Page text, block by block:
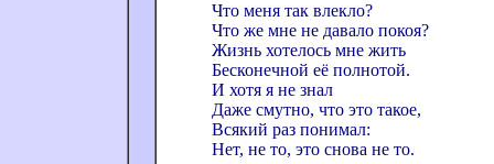
Что меня так влекло?
Что же мне не давало покоя?
Жизнь хотелось мне жить
Бесконечной её полнотой.
И хотя я не знал
Даже смутно, что это такое,
Всякий раз понимал:
Нет, не то, это снова не то.